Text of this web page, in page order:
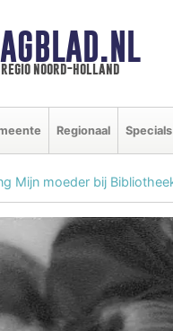
noord-holland
Regionaal Specials
Mijn moeder bij